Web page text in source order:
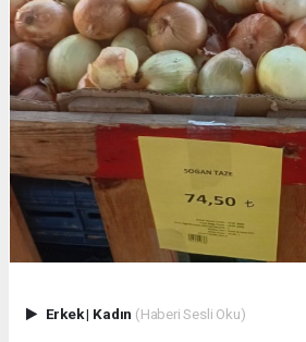
Erkek| Kadın (Haberi Sesli Oku)